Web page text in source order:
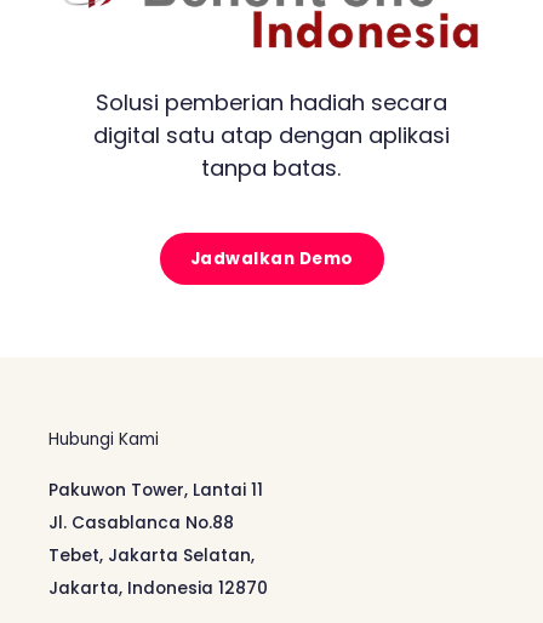
Solusi pemberian hadiah secara
digital satu atap dengan aplikasi
tanpa batas.
Jadwalkan Demo
Hubungi Kami
Pakuwon Tower, Lantai 11
Jl. Casablanca No.88
Tebet, Jakarta Selatan,
Jakarta, Indonesia 12870